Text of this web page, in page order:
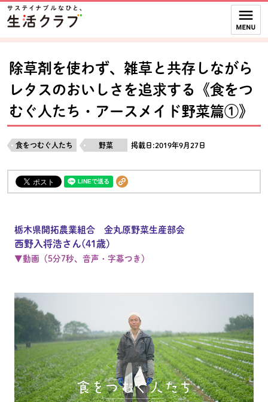
ページの先頭です。
本文へジャンプする。
ここからサイト内共通メニューです。
サイト内共通メニューをスキップする
サイト内共通メニューここまで。
除草剤を使わず、雑草と共存しながら
レタスのおいしさを追求する《食をつ
むぐ人たち・アースメイド野菜篇①》
食をつむぐ人たち 野菜 掲載日:2019年9月27日
栃木県開拓農業組合 金丸原野菜生産部会
西野入将浩さん(41歳)
▼動画（5分7秒、音声・字幕つき）